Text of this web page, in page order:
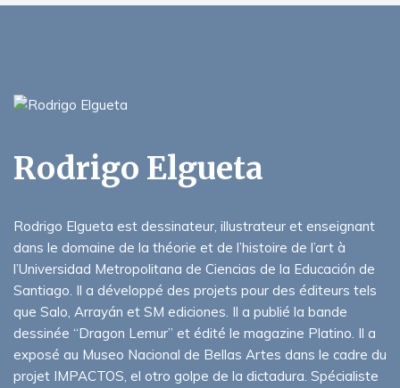
Rodrigo Elgueta
Rodrigo Elgueta est dessinateur, illustrateur et enseignant
dans le domaine de la théorie et de l’histoire de l’art à
l’Universidad Metropolitana de Ciencias de la Educación de
Santiago. Il a développé des projets pour des éditeurs tels
que Salo, Arrayán et SM ediciones. Il a publié la bande
dessinée “Dragon Lemur” et édité le magazine Platino. Il a
exposé au Museo Nacional de Bellas Artes dans le cadre du
projet IMPACTOS, el otro golpe de la dictadura. Spécialiste